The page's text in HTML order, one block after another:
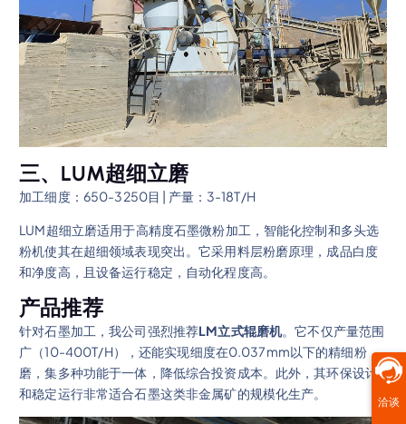
三、LUM超细立磨
加工细度：650-3250目 | 产量：3-18T/H
LUM超细立磨适用于高精度石墨微粉加工，智能化控制和多头选
粉机使其在超细领域表现突出。它采用料层粉磨原理，成品白度
和净度高，且设备运行稳定，自动化程度高。
产品推荐
针对石墨加工，我公司强烈推荐LM立式辊磨机。它不仅产量范围
广（10-400T/H），还能实现细度在0.037mm以下的精细粉
磨，集多种功能于一体，降低综合投资成本。此外，其环保设计
和稳定运行非常适合石墨这类非金属矿的规模化生产。
洽谈